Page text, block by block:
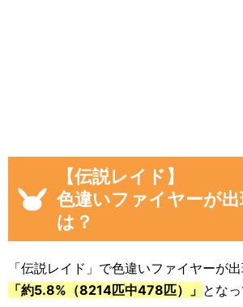
色違いに遭遇していない場合で
遇した数をぜひ教えてください。
入力いただいた遭遇状況と「フ
の内容は画像に反映されるほか
のログに公開されます。
画像を保存することもできるの
【伝説レイド】
色違いファイヤーが
は？
「伝説レイド」で色違いファイヤーが出
「約5.8%（8214匹中478匹）」 となっ